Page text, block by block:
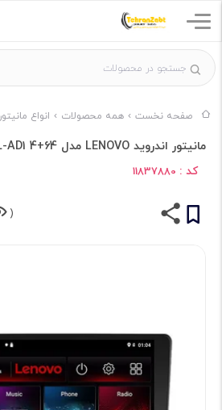
صفحه نخست همه محصولات انواع مانیتور
مانیتور اندروید LENOVO مدل L-AD1 4+64
کد : 11837880
(